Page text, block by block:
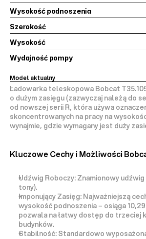
Wysokość podnoszenia
Szerokość
Wysokość
Wydajność pompy
Model aktualny
Ładowarka teleskopowa Bobcat
o dużym zasięgu (zazwyczaj należą do
od nowszej serii R, która używa
skoncentrowanych na pracy na
wynajmie, gdzie wymagany jest duży
Kluczowe Cechy i Możliwości
Udźwig Roboczy: Znamionowy
tony).
Imponujący Zasięg: Najważniejszą
wysokość podnoszenia – osiąga
pozwala na łatwy dostęp do trzeciej
budynków.
Stabilność: Standardowo